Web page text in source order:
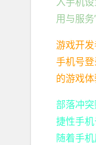
用与服
游戏开
手机号
的游戏
部落冲
捷性手
随着手